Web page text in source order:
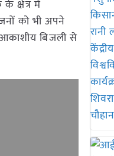
क्षेत्र में
को भी अपने
बिजली से